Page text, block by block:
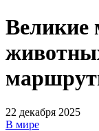
Великие
22 декабря 2025
В мире